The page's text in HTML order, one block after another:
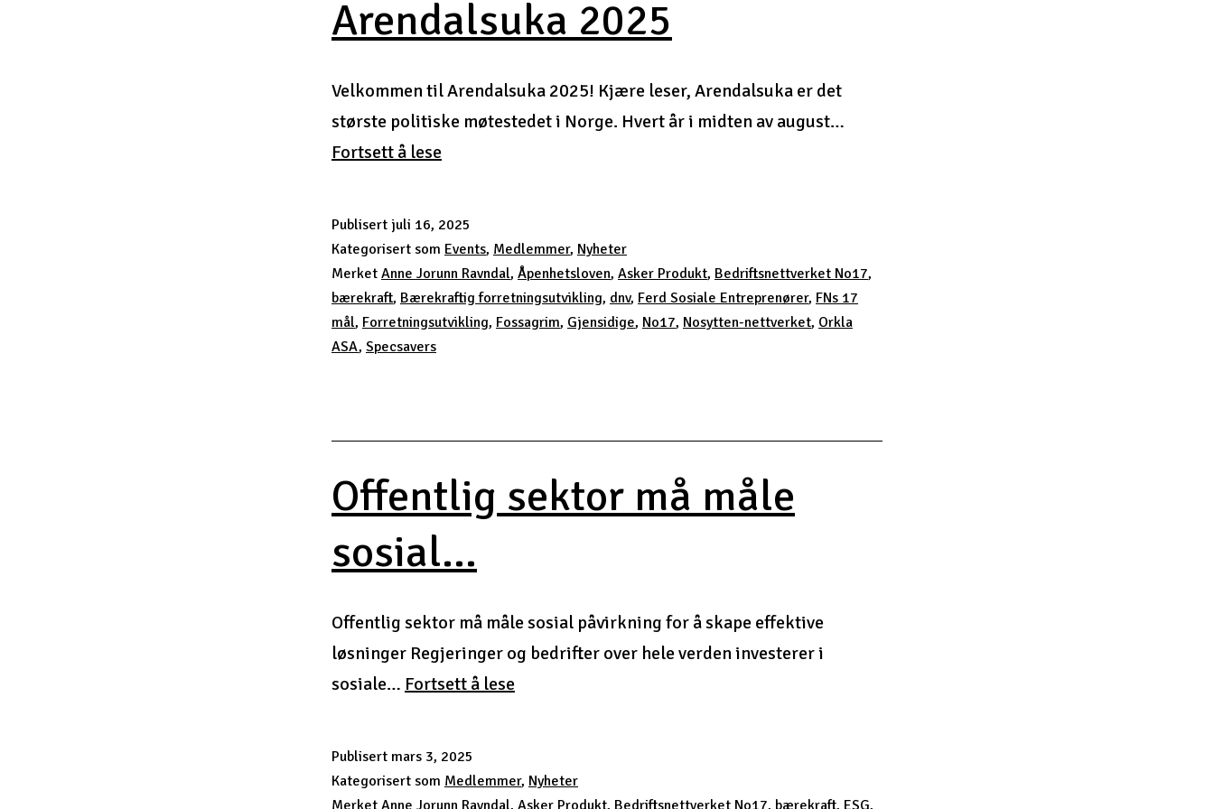
Arendalsuka 2025
Velkommen til Arendalsuka 2025! Kjære leser, Arendalsuka er det
største politiske møtestedet i Norge. Hvert år i midten av august…
Fortsett å leseArendalsuka
Publisert juli 16, 2025
Kategorisert som Events, Medlemmer, Nyheter
Merket Anne Jorunn Ravndal, Åpenhetsloven, Asker Produkt, Bedriftsnettverket No17,
bærekraft, Bærekraftig forretningsutvikling, dnv, Ferd Sosiale Entreprenører, FNs 17
mål, Forretningsutvikling, Fossagrim, Gjensidige, No17, Nosytten-nettverket, Orkla
ASA, Specsavers
Offentlig sektor må måle
sosial...
Offentlig sektor må måle sosial påvirkning for å skape effektive
løsninger Regjeringer og bedrifter over hele verden investerer i
sosiale… Fortsett å leseOffentlig
måle
Publisert mars 3, 2025
Kategorisert som Medlemmer, Nyheter